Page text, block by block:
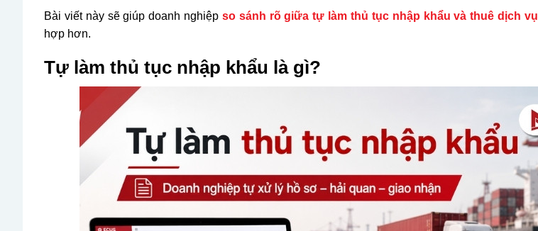
Bài viết này sẽ giúp doanh nghiệp so sánh rõ giữa tự làm thủ tục nhập khẩu và thuê dịch vụ
hợp hơn.
Tự làm thủ tục nhập khẩu là gì?